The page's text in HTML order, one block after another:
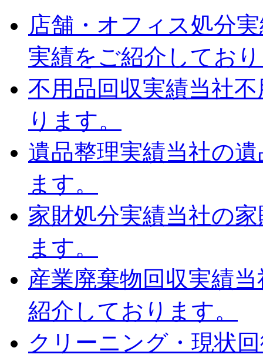
店舗・オフィス処分
実績をご紹介してお
不用品回収実績当社
ります。
遺品整理実績当社の
ます。
家財処分実績当社の
ます。
産業廃棄物回収実績
紹介しております。
クリーニング・現状